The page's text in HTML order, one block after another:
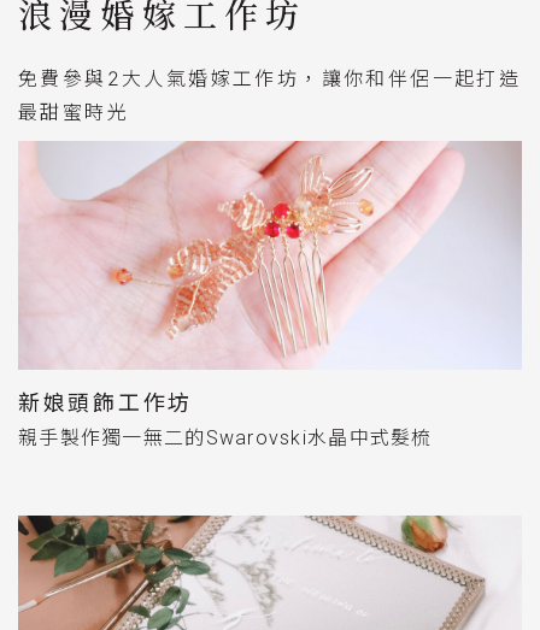
浪漫婚嫁工作坊
免費參與2大人氣婚嫁工作坊，讓你和伴侶一起打造
最甜蜜時光
新娘頭飾工作坊
親手製作獨一無二的Swarovski水晶中式髮梳